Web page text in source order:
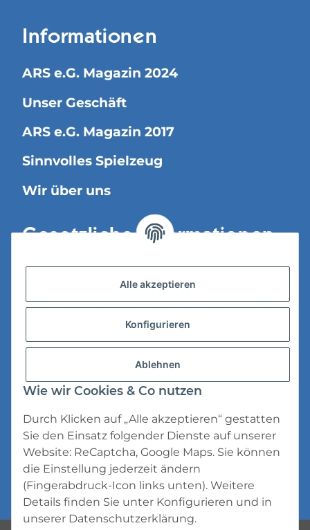
Informationen
ARS e.G. Magazin 2024
Unser Geschäft
ARS e.G. Magazin 2017
Sinnvolles Spielzeug
Wir über uns
Gesetzliche Informationen
Versandinformationen
Datenschutz
Impressum
* Alle Preise inkl. gesetzlicher USt., zzgl.
Versand
Alle akzeptieren
Konfigurieren
Ablehnen
Wie wir Cookies & Co nutzen
Durch Klicken auf „Alle akzeptieren“ gestatten
Sie den Einsatz folgender Dienste auf unserer
Website: ReCaptcha, Google Maps. Sie können
die Einstellung jederzeit ändern
(Fingerabdruck-Icon links unten). Weitere
Details finden Sie unter Konfigurieren und in
unserer Datenschutzerklärung.